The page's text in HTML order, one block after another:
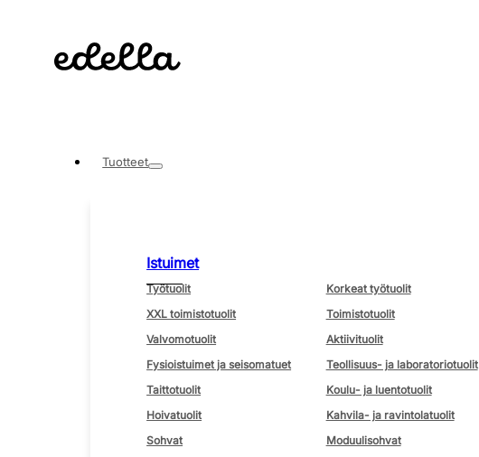
Tuotteet
Istuimet
Työtuolit Korkeat työtuolit
XXL toimistotuolit
Toimistotuolit
Valvomotuolit
Aktiivituolit
Fysioistuimet ja seisomatuet
Teollisuus- ja laboratoriotuolit
Taittotuolit
Koulu- ja luentotuolit
Hoivatuolit
Kahvila- ja ravintolatuolit
Sohvat
Moduulisohvat